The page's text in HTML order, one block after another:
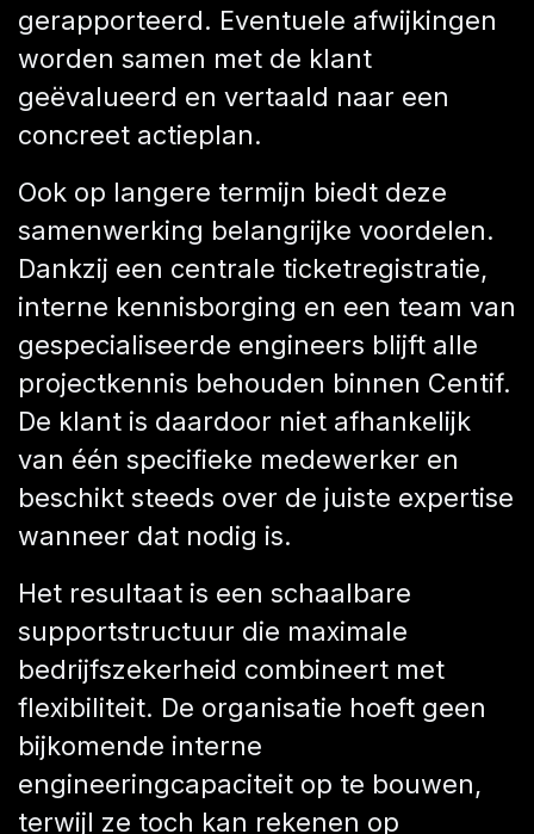
gerapporteerd. Eventuele afwijkingen
worden samen met de klant
geëvalueerd en vertaald naar een
concreet actieplan.
Ook op langere termijn biedt deze
samenwerking belangrijke voordelen.
Dankzij een centrale ticketregistratie,
interne kennisborging en een team van
gespecialiseerde engineers blijft alle
projectkennis behouden binnen Centif.
De klant is daardoor niet afhankelijk
van één specifieke medewerker en
beschikt steeds over de juiste expertise
wanneer dat nodig is.
Het resultaat is een schaalbare
supportstructuur die maximale
bedrijfszekerheid combineert met
flexibiliteit. De organisatie hoeft geen
bijkomende interne
engineeringcapaciteit op te bouwen,
terwijl ze toch kan rekenen op